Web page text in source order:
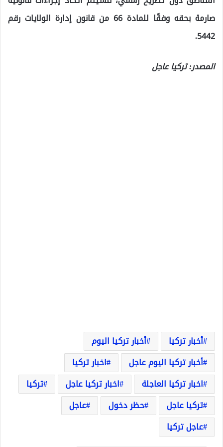
صارمة بحقه وفقًا للمادة 66 من قانون إدارة الولايات رقم
5442.
المصدر: تركيا عاجل
أخبار تركيا
أخبار تركيا اليوم
أخبار تركيا اليوم عاجل
اخبار تركيا
اخبار تركيا العاجلة
اخبار تركيا عاجل
تركيا
تركيا عاجل
حظر دخول
عاجل
عاجل تركيا